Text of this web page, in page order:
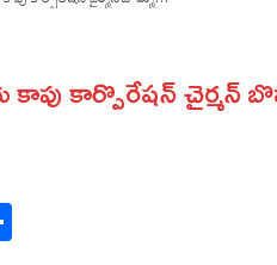
కాపు కార్పొరేషన్ చైర్మన్